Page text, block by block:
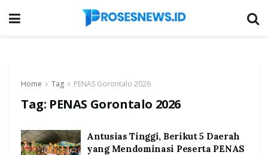
Home Tag PENAS Gorontalo 2026
Tag: PENAS Gorontalo 2026
Antusias Tinggi, Berikut 5 Daerah
yang Mendominasi Peserta PENAS